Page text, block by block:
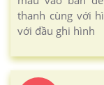
thanh cùng với
với đầu ghi hình